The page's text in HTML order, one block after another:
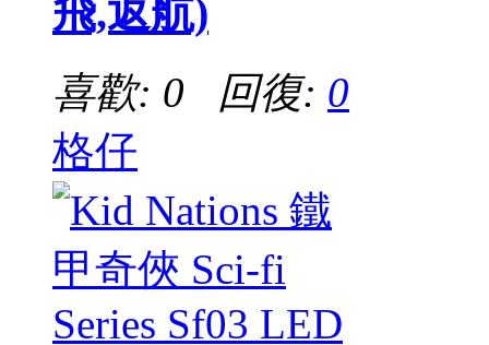
飛,返航)
喜歡: 0 回復: 0
格仔